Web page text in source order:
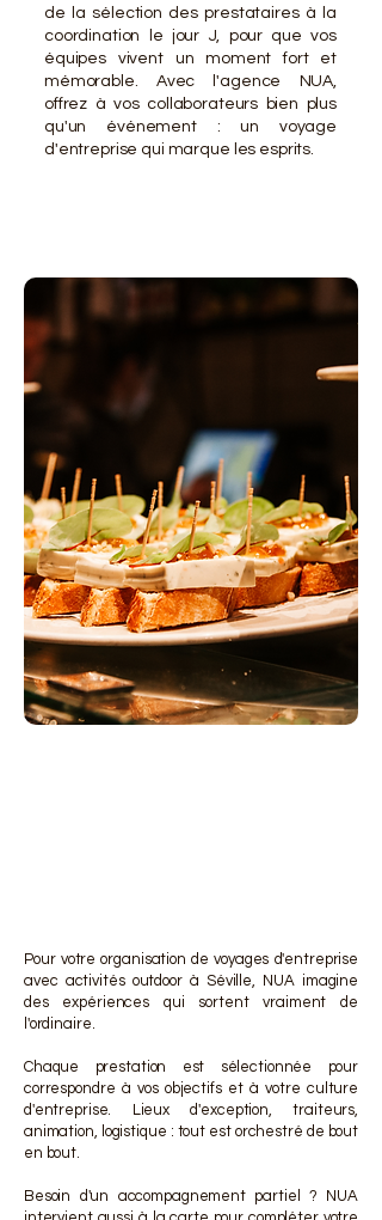
de la sélection des prestataires à la
coordination le jour J, pour que vos
équipes vivent un moment fort et
mémorable. Avec l'agence NUA,
offrez à vos collaborateurs bien plus
qu'un événement : un voyage
d'entreprise qui marque les esprits.
Pour votre organisation de voyages d'entreprise
avec activités outdoor à Séville, NUA imagine
des expériences qui sortent vraiment de
l'ordinaire.
Chaque prestation est sélectionnée pour
correspondre à vos objectifs et à votre culture
d'entreprise. Lieux d'exception, traiteurs,
animation, logistique : tout est orchestré de bout
en bout.
Besoin d'un accompagnement partiel ? NUA